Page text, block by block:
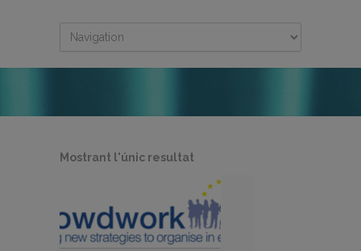
Mostrant l'únic resultat